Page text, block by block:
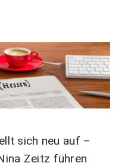
sich neu auf –
Zeitz führen